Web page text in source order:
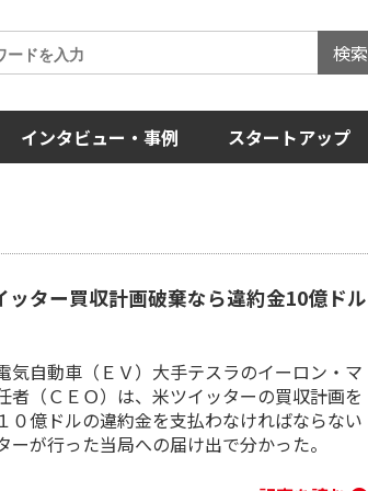
検索
インタビュー・事例 スタートアップ
ッター買収計画破棄なら違約金10億ドル
気自動車（ＥＶ）大手テスラのイーロン・マ
者（ＣＥＯ）は、米ツイッターの買収計画を
０億ドルの違約金を支払わなければならない
ーが行った当局への届け出で分かった。